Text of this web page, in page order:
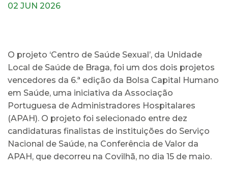
02 JUN 2026
O projeto ‘Centro de Saúde Sexual’, da Unidade
Local de Saúde de Braga, foi um dos dois projetos
vencedores da 6.ª edição da Bolsa Capital Humano
em Saúde, uma iniciativa da Associação
Portuguesa de Administradores Hospitalares
(APAH). O projeto foi selecionado entre dez
candidaturas finalistas de instituições do Serviço
Nacional de Saúde, na Conferência de Valor da
APAH, que decorreu na Covilhã, no dia 15 de maio.